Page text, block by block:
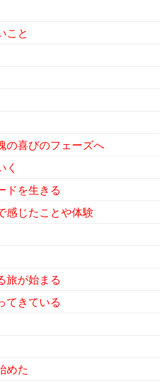
こと
の喜びのフェーズへ
く
ドを生きる
感じたことや体験
旅が始まる
てきている
めた